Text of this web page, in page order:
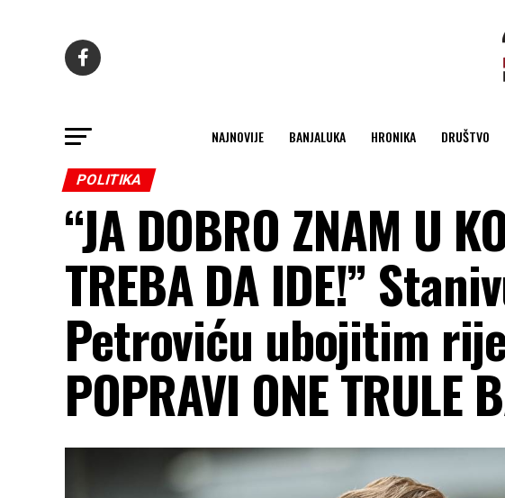
NAJNOVIJE BANJALUKA HRONIKA DRUŠTVO
POLITIKA
“JA DOBRO ZNAM U
TREBA DA IDE!”
Petroviću ubojitim
POPRAVI ONE TRULE